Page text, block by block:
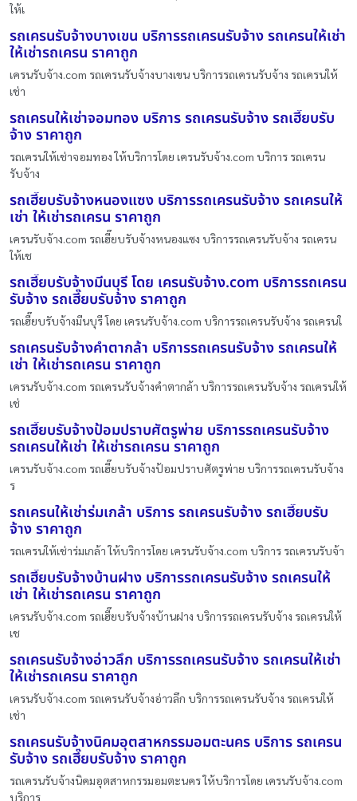
ให้เ
รถเครนรับจ้างบางเขน บริการรถเครนรับจ้าง รถเครนให้เช่า
ให้เช่ารถเครน ราคาถูก
เครนรับจ้าง.com รถเครนรับจ้างบางเขน บริการรถเครนรับจ้าง รถเครนให้
เช่า
รถเครนให้เช่าจอมทอง บริการ รถเครนรับจ้าง รถเฮี๊ยบรับ
จ้าง ราคาถูก
รถเครนให้เช่าจอมทอง ให้บริการโดย เครนรับจ้าง.com บริการ รถเครน
รับจ้าง
รถเฮี๊ยบรับจ้างหนองแซง บริการรถเครนรับจ้าง รถเครนให้
เช่า ให้เช่ารถเครน ราคาถูก
เครนรับจ้าง.com รถเฮี๊ยบรับจ้างหนองแซง บริการรถเครนรับจ้าง รถเครน
ให้เช
รถเฮี๊ยบรับจ้างมีนบุรี โดย เครนรับจ้าง.com บริการรถเครน
รับจ้าง รถเฮี๊ยบรับจ้าง ราคาถูก
รถเฮี๊ยบรับจ้างมีนบุรี โดย เครนรับจ้าง.com บริการรถเครนรับจ้าง รถเครนใ
รถเครนรับจ้างคำตากล้า บริการรถเครนรับจ้าง รถเครนให้
เช่า ให้เช่ารถเครน ราคาถูก
เครนรับจ้าง.com รถเครนรับจ้างคำตากล้า บริการรถเครนรับจ้าง รถเครนให้
เช่
รถเฮี๊ยบรับจ้างป้อมปราบศัตรูพ่าย บริการรถเครนรับจ้าง
รถเครนให้เช่า ให้เช่ารถเครน ราคาถูก
เครนรับจ้าง.com รถเฮี๊ยบรับจ้างป้อมปราบศัตรูพ่าย บริการรถเครนรับจ้าง
ร
รถเครนให้เช่าร่มเกล้า บริการ รถเครนรับจ้าง รถเฮี๊ยบรับ
จ้าง ราคาถูก
รถเครนให้เช่าร่มเกล้า ให้บริการโดย เครนรับจ้าง.com บริการ รถเครนรับจ้า
รถเฮี๊ยบรับจ้างบ้านฝาง บริการรถเครนรับจ้าง รถเครนให้
เช่า ให้เช่ารถเครน ราคาถูก
เครนรับจ้าง.com รถเฮี๊ยบรับจ้างบ้านฝาง บริการรถเครนรับจ้าง รถเครนให้
เช
รถเครนรับจ้างอ่าวลึก บริการรถเครนรับจ้าง รถเครนให้เช่า
ให้เช่ารถเครน ราคาถูก
เครนรับจ้าง.com รถเครนรับจ้างอ่าวลึก บริการรถเครนรับจ้าง รถเครนให้
เช่า
รถเครนรับจ้างนิคมอุตสาหกรรมอมตะนคร บริการ รถเครน
รับจ้าง รถเฮี๊ยบรับจ้าง ราคาถูก
รถเครนรับจ้างนิคมอุตสาหกรรมอมตะนคร ให้บริการโดย เครนรับจ้าง.com
บริการ